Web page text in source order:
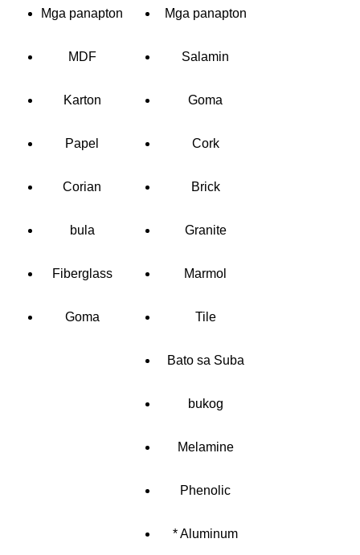
Mga panapton Mga panapton
MDF Salamin
Karton Goma
Papel Cork
Corian Brick
bula Granite
Fiberglass Marmol
Goma Tile
Bato sa Suba
bukog
Melamine
Phenolic
* Aluminum